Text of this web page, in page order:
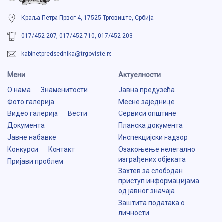
Краља Петра Првог 4, 17525 Трговиште, Србија
017/452-207, 017/452-710, 017/452-203
kabinetpredsednika@trgoviste.rs
Мени
О нама
Знаменитости
Фото галерија
Видео галерија
Вести
Документа
Јавне набавке
Конкурси
Контакт
Пријави проблем
Aктуелности
Јавна предузећа
Месне заједнице
Сервиси општине
Планска документа
Инспекцијски надзор
Озакоњење нелегално
изграђених објеката
Захтев за слободан
приступ информацијама
од јавног значаја
Заштита података о
личности